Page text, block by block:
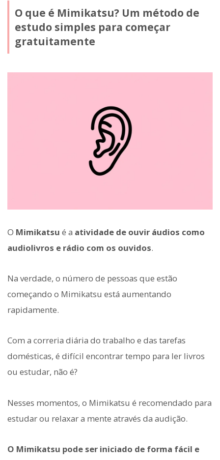
O que é Mimikatsu? Um método de
estudo simples para começar
gratuitamente
O Mimikatsu é a atividade de ouvir áudios como
audiolivros e rádio com os ouvidos.
Na verdade, o número de pessoas que estão
começando o Mimikatsu está aumentando
rapidamente.
Com a correria diária do trabalho e das tarefas
domésticas, é difícil encontrar tempo para ler livros
ou estudar, não é?
Nesses momentos, o Mimikatsu é recomendado para
estudar ou relaxar a mente através da audição.
O Mimikatsu pode ser iniciado de forma fácil e